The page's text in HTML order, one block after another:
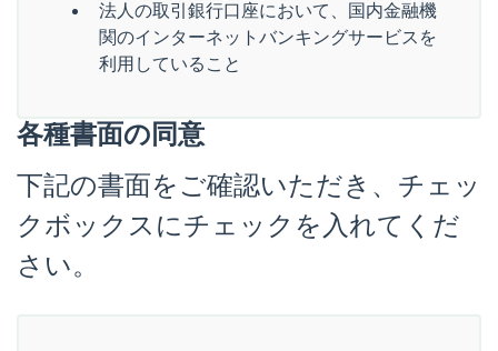
法人の取引銀行口座において、国内金融機
関のインターネットバンキングサービスを
利用していること
各種書面の同意
下記の書面をご確認いただき、チェッ
クボックスにチェックを入れてくだ
さい。